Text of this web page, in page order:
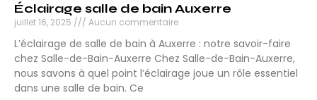
Éclairage salle de bain Auxerre
juillet 16, 2025 Aucun commentaire
L’éclairage de salle de bain à Auxerre : notre savoir-faire
chez Salle-de-Bain-Auxerre Chez Salle-de-Bain-Auxerre,
nous savons à quel point l’éclairage joue un rôle essentiel
dans une salle de bain. Ce